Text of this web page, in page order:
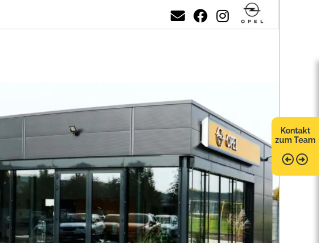
Kontakt
zum Team